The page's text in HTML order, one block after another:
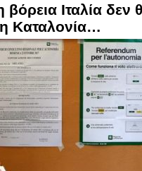
Ιταλία δεν
Καταλονία…